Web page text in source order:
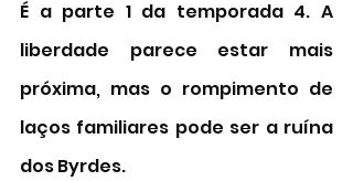
É a parte 1 da temporada 4. A
liberdade parece estar mais
próxima, mas o rompimento de
laços familiares pode ser a ruína
dos Byrdes.